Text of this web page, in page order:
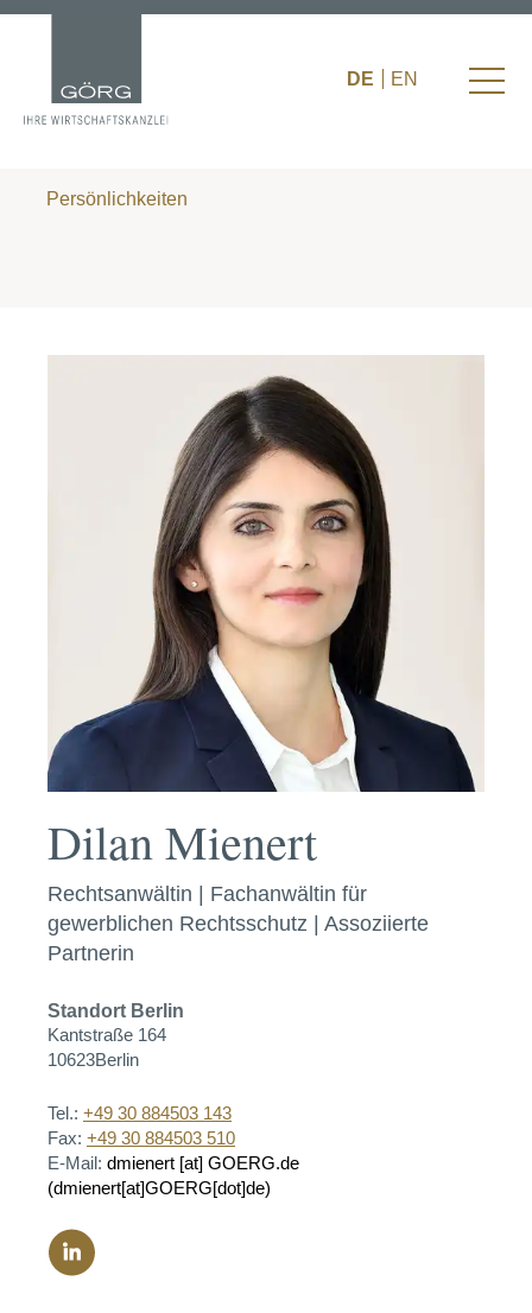
DE EN
Persönlichkeiten
Dilan Mienert
Rechtsanwältin | Fachanwältin für
gewerblichen Rechtsschutz | Assoziierte
Partnerin
Standort Berlin
Kantstraße 164
10623Berlin
Tel.: +49 30 884503 143
Fax: +49 30 884503 510
E-Mail: dmienert [at] GOERG.de
(dmienert[at]GOERG[dot]de)